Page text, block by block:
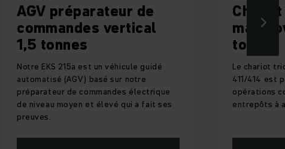
AGV préparateur de
commandes vertical
1,5 tonnes
Notre EKS 215a est un véhicule guidé
automatisé (AGV) basé sur notre
préparateur de commandes électrique
de niveau moyen et élevé qui a fait ses
preuves.
man-
tonnes
Le chariot
411/414 est
opérations
entrepôts à